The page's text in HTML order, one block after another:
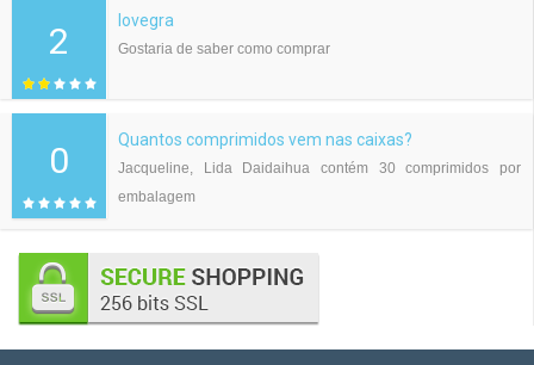
30.00
Levitra Genérico 10mg
Kamagra Oral Jelly 100mg
2 lovegra
Gostaria de saber como comprar
0 Quantos comprimidos vem nas caixas?
Jacqueline, Lida Daidaihua contém 30 comprimidos por
embalagem